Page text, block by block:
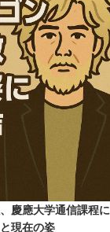
慶應大学通信課程に
現在の姿